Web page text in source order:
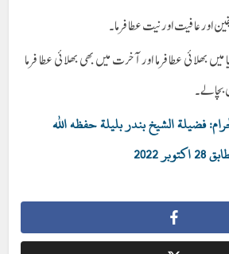
اور عافیت اور نیت عطا فرما۔
بھلائی عطا فرما اور آخرت میں بھی بھلائی عطا فرما
فضیلة الشیخ بندر بلیلة حفظه اللہ